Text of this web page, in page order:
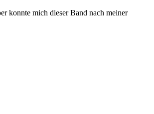
konnte mich dieser Band nach meiner